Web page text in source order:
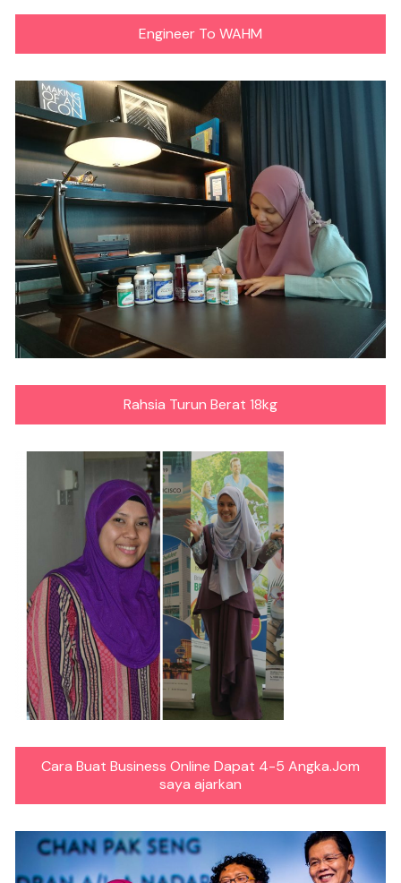
Engineer To WAHM
Rahsia Turun Berat 18kg
Cara Buat Business Online Dapat 4-5 Angka.Jom
saya ajarkan